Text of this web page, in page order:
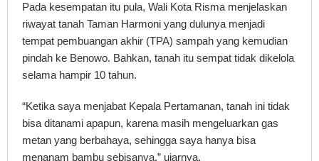
Pada kesempatan itu pula, Wali Kota Risma menjelaskan
riwayat tanah Taman Harmoni yang dulunya menjadi
tempat pembuangan akhir (TPA) sampah yang kemudian
pindah ke Benowo. Bahkan, tanah itu sempat tidak dikelola
selama hampir 10 tahun.
“Ketika saya menjabat Kepala Pertamanan, tanah ini tidak
bisa ditanami apapun, karena masih mengeluarkan gas
metan yang berbahaya, sehingga saya hanya bisa
menanam bambu sebisanya,” ujarnya.